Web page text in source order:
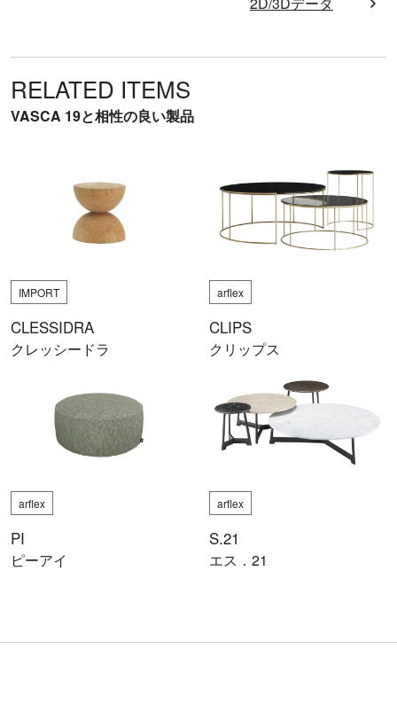
RELATED ITEMS
VASCA 19と相性の良い製品
IMPORT
CLESSIDRA
クレッシードラ
arflex
CLIPS
クリップス
arflex
PI
ピーアイ
arflex
S.21
エス．21